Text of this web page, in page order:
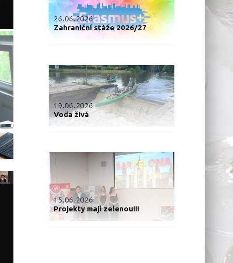
26.06.2026
Zahraniční stáže 2026/27
19.06.2026
Voda živá
15.06.2026
Projekty mají zelenou!!!